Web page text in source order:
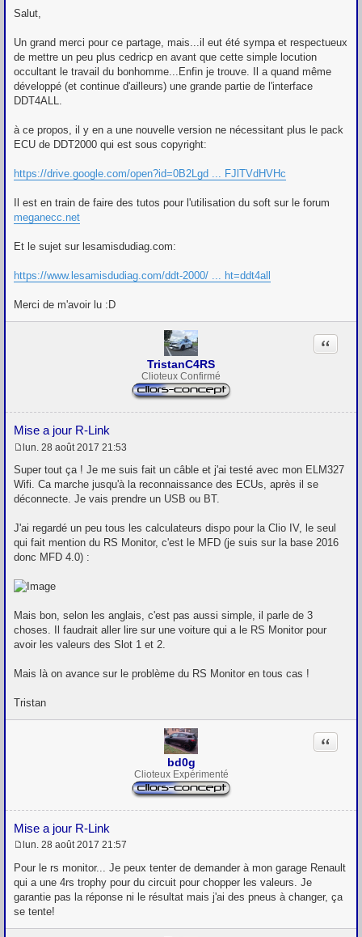
Salut,
Un grand merci pour ce partage, mais...il eut été sympa et respectueux
de mettre un peu plus cedricp en avant que cette simple locution
occultant le travail du bonhomme...Enfin je trouve. Il a quand même
développé (et continue d'ailleurs) une grande partie de l'interface
DDT4ALL.
à ce propos, il y en a une nouvelle version ne nécessitant plus le pack
ECU de DDT2000 qui est sous copyright:
https://drive.google.com/open?id=0B2Lgd ... FJlTVdHVHc
Il est en train de faire des tutos pour l'utilisation du soft sur le forum
meganecc.net
Et le sujet sur lesamisdudiag.com:
https://www.lesamisdudiag.com/ddt-2000/ ... ht=ddt4all
Merci de m'avoir lu :D
TristanC4RS
Clioteux Confirmé
Mise a jour R-Link
Citation
e
s
s
a
e
lun. 28 août 2017 21:53
Super tout ça ! Je me suis fait un câble et j'ai testé avec mon ELM327
Wifi. Ca marche jusqu'à la reconnaissance des ECUs, après il se
déconnecte. Je vais prendre un USB ou BT.
J'ai regardé un peu tous les calculateurs dispo pour la Clio IV, le seul
qui fait mention du RS Monitor, c'est le MFD (je suis sur la base 2016
donc MFD 4.0) :
Mais bon, selon les anglais, c'est pas aussi simple, il parle de 3
choses. Il faudrait aller lire sur une voiture qui a le RS Monitor pour
avoir les valeurs des Slot 1 et 2.
Mais là on avance sur le problème du RS Monitor en tous cas !
Tristan
bd0g
Clioteux Expérimenté
Mise a jour R-Link
Citation
e
s
s
a
g
lun. 28 août 2017 21:57
Pour le rs monitor... Je peux tenter de demander à mon garage Renault
qui a une 4rs trophy pour du circuit pour chopper les valeurs. Je
garantie pas la réponse ni le résultat mais j'ai des pneus à changer, ça
se tente!